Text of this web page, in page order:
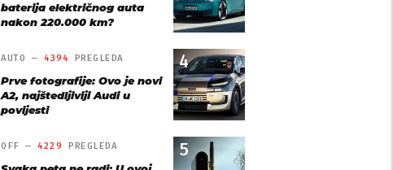
baterija električnog auta
nakon 220.000 km?
4
AUTO — 4394 PREGLEDA
Prve fotografije: Ovo je novi
A2, najštedljiviji Audi u
povijesti
5
OFF —4229 PREGLEDA